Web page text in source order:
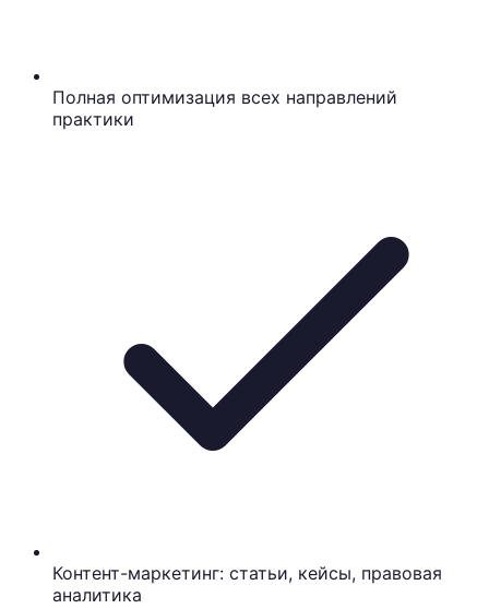
Полная оптимизация всех направлений
практики
Контент-маркетинг: статьи, кейсы, правовая
аналитика